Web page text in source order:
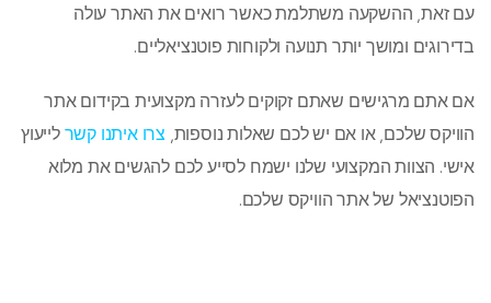
עם זאת, ההשקעה משתלמת כאשר רואים את האתר עולה
בדירוגים ומושך יותר תנועה ולקוחות פוטנציאליים.
אם אתם מרגישים שאתם זקוקים לעזרה מקצועית בקידום אתר
הוויקס שלכם, או אם יש לכם שאלות נוספות, צרו איתנו קשרלייעוץ
אישי. הצוות המקצועי שלנו ישמח לסייע לכם להגשים את מלוא
הפוטנציאל של אתר הוויקס שלכם.